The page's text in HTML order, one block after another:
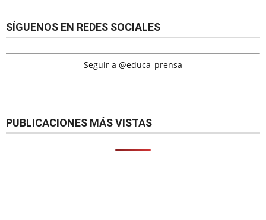
SÍGUENOS EN REDES SOCIALES
Seguir a @educa_prensa
PUBLICACIONES MÁS VISTAS